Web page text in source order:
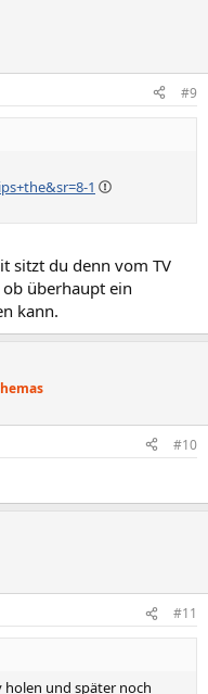
#9
1
sitzt du denn vom TV
überhaupt ein
kann.
#10
#11
holen und später noch